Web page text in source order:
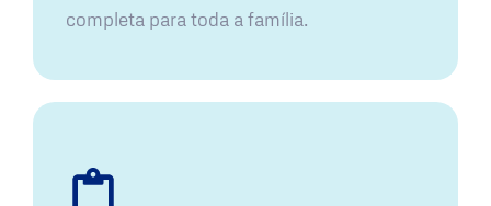
completa para toda a família.